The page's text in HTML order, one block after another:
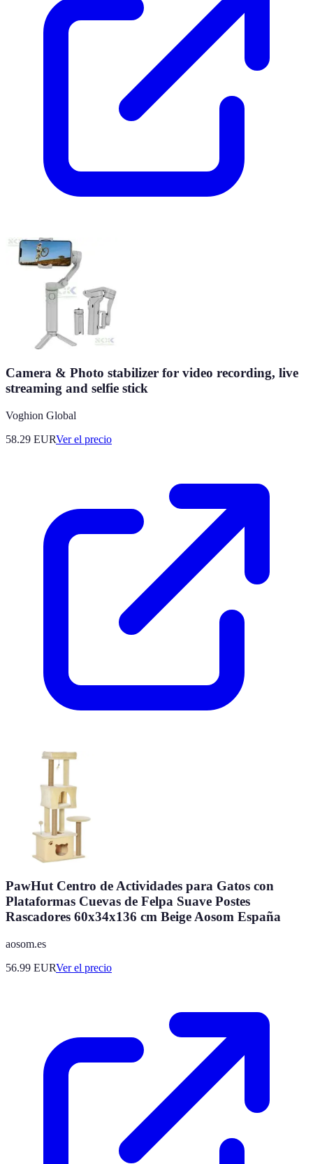
Camera & Photo stabilizer for video recording, live
streaming and selfie stick
Voghion Global
58.29 EURVer el precio
PawHut Centro de Actividades para Gatos con
Plataformas Cuevas de Felpa Suave Postes
Rascadores 60x34x136 cm Beige Aosom España
aosom.es
56.99 EURVer el precio